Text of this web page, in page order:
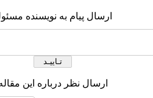
ارسال پیام به نویسنده
ارسال نظر درباره این